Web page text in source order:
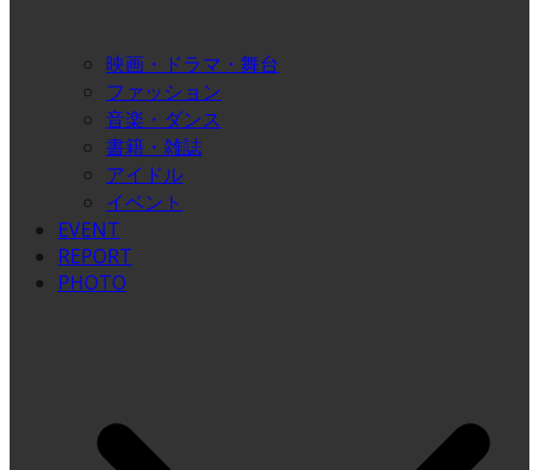
映画・ドラマ・舞台
ファッション
音楽・ダンス
書籍・雑誌
アイドル
イベント
EVENT
REPORT
PHOTO